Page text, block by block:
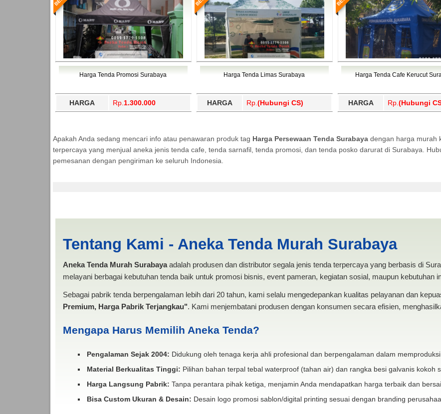
Harga Tenda Promosi Surabaya
HARGA Rp. 1.300.000
Harga Tenda Limas Surabaya
HARGA Rp. (Hubungi CS)
Harga Tenda Cafe Kerucut
HARGA Rp. (Hubungi
Apakah Anda sedang mencari info atau penawaran produk tag Harga Persewaan Tenda Surabayadengan harga murah
terpercaya yang menjual aneka jenis tenda cafe, tenda sarnafil, tenda promosi, dan tenda posko darurat di Surabaya.
pemesanan dengan pengiriman ke seluruh Indonesia.
Tentang Kami - Aneka Tenda Murah Surabaya
Aneka Tenda Murah Surabayaadalah produsen dan distributor segala jenis tenda terpercaya yang berbasis di
melayani berbagai kebutuhan tenda baik untuk promosi bisnis, event pameran, kegiatan sosial, maupun kebutuhan
Sebagai pabrik tenda berpengalaman lebih dari 20 tahun, kami selalu mengedepankan kualitas pelayanan dan
Premium, Harga Pabrik Terjangkau". Kami menjembatani produsen dengan konsumen secara efisien,
Mengapa Harus Memilih Aneka Tenda?
Pengalaman Sejak 2004: Didukung oleh tenaga kerja ahli profesional dan berpengalaman dalam
Material Berkualitas Tinggi: Pilihan bahan terpal tebal waterproof (tahan air) dan rangka besi galvanis kokoh
Harga Langsung Pabrik: Tanpa perantara pihak ketiga, menjamin Anda mendapatkan harga terbaik dan
Bisa Custom Ukuran & Desain: Desain logo promosi sablon/digital printing sesuai dengan branding